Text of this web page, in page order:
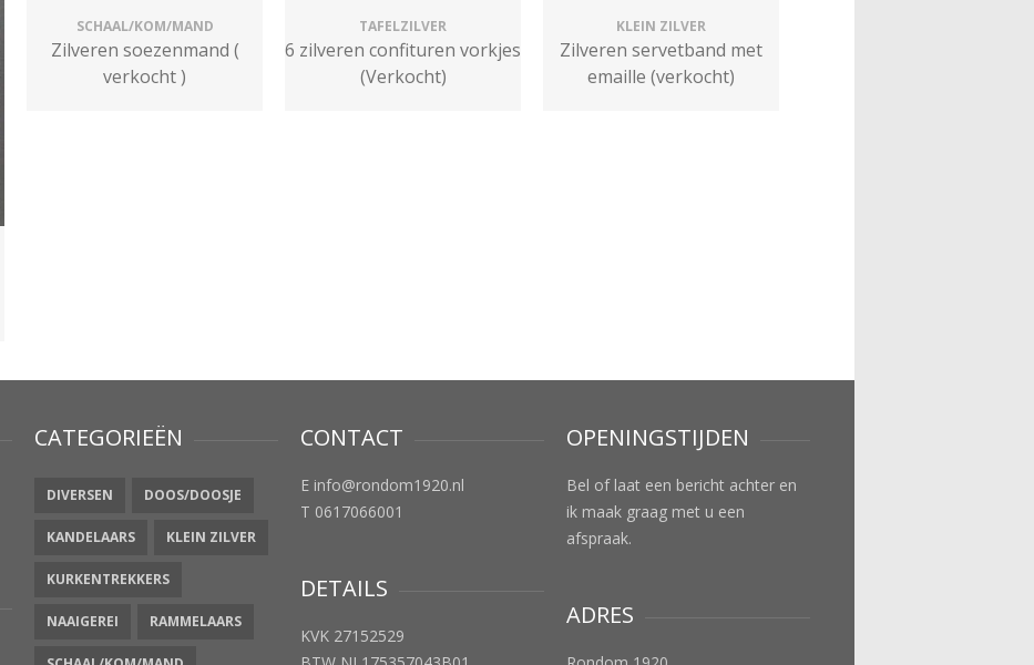
SCHAAL/KOM/MAND
Zilveren soezenmand (
verkocht )
TAFELZILVER
6 zilveren confituren vorkjes
(Verkocht)
KLEIN ZILVER
Zilveren servetband met
emaille (verkocht)
CATEGORIEËN
DIVERSEN DOOS/DOOSJE
KANDELAARS KLEIN ZILVER
KURKENTREKKERS
NAAIGEREI RAMMELAARS
CONTACT
E info@rondom1920.nl
T 0617066001
DETAILS
KVK 27152529
OPENINGSTIJDEN
Bel of laat een bericht achter en
ik maak graag met u een
afspraak.
ADRES